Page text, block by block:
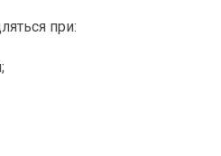
при: